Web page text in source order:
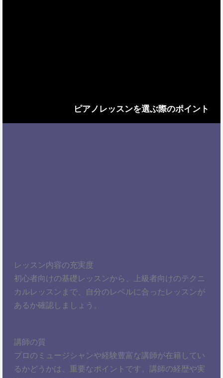
ピアノレッスンを選ぶ際のポイント
レッスン内容の充実度
初心者向けの基礎レッスンから、上級者向けのテクニ
カルレッスンまで、自分のレベルに合ったレッスンが
あるか確認しましょう。
講師の質
プロのミュージシャンや経験豊富な講師が在籍してい
るかどうかは、重要なポイントです。講師の経歴や実